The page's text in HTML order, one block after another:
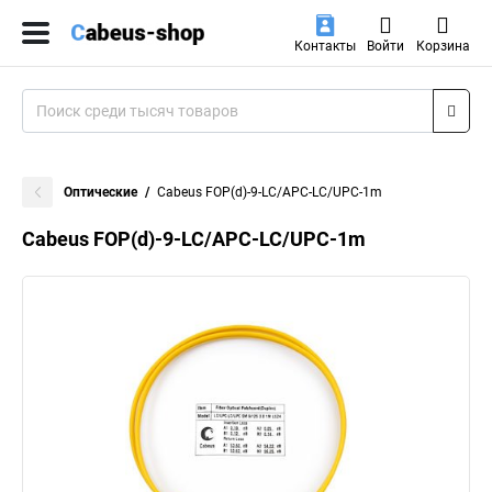
Контакты Войти Корзина
Оптические Cabeus FOP(d)-9-LC/APC-LC/UPC-1m
Cabeus FOP(d)-9-LC/APC-LC/UPC-1m